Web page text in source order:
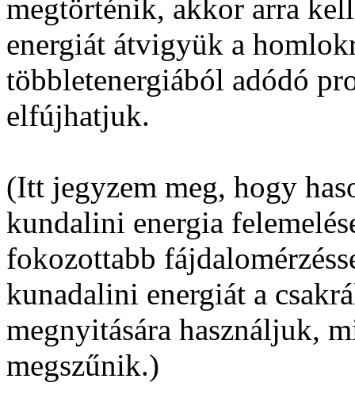
megtörténik, akkor arra
energiát átvigyük a
többletenergiából adódó
elfújhatjuk.
(Itt jegyzem meg, hogy
kundalini energia
fokozottabb
kunadalini energiát a
megnyitására használjuk,
megszűnik.)